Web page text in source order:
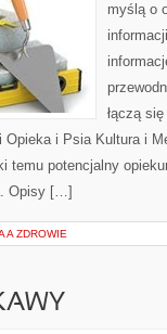
myślą o
łączą
Opieka i Psia Kultura i
temu potencjalny
Opisy […]
A ZDROWIE